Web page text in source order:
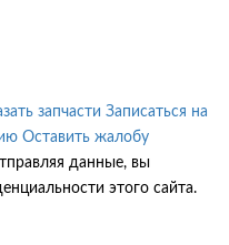
запчасти Записаться на
Оставить жалобу
данные, вы
этого сайта.